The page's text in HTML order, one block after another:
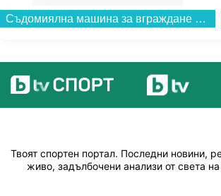
Съдомиялна машина за вграждане Gorenje GV643D90 , 16 комплекта, 600 Ш, мм, D...
Твоят спортен портал. Последни новини,
живо, задълбочени анализи от света